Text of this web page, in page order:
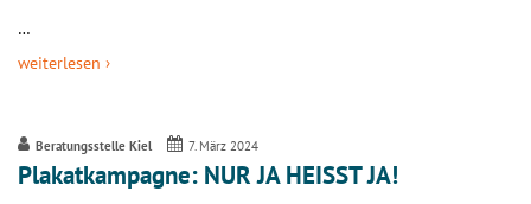
…
weiterlesen ›
Beratungsstelle Kiel 7. März 2024
Plakatkampagne: NUR JA HEISST JA!